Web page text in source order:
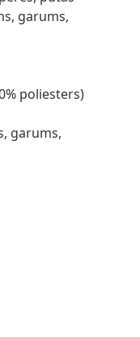
garums,
poliesters)
garums,